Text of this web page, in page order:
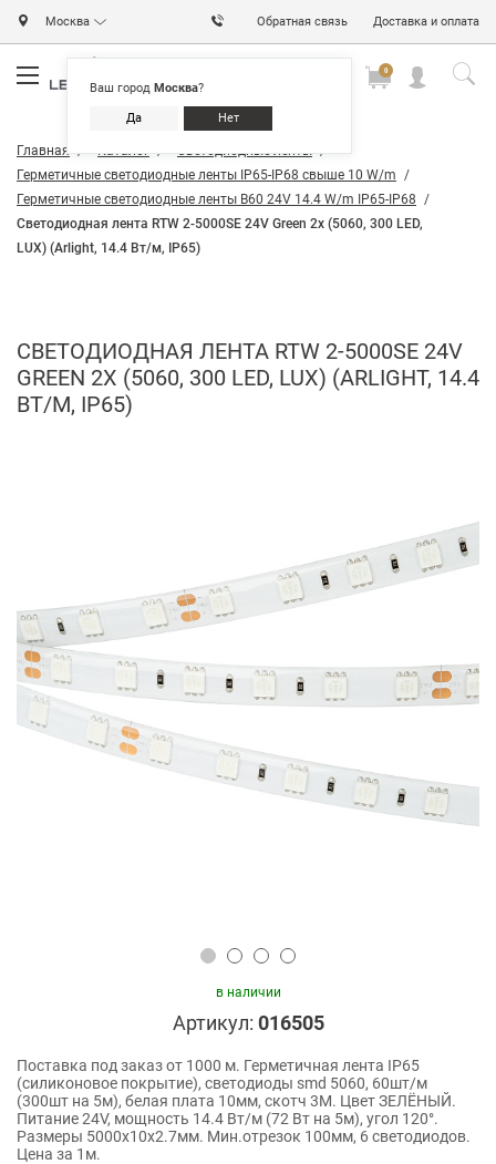
Москва
Ваш город Москва?
Да Нет
Обратная связь Доставка и оплата
0
Главная Каталог
Светодиодные ленты
Герметичные светодиодные ленты IP65-IP68 свыше 10 W/m
Герметичные светодиодные ленты B60 24V 14.4 W/m IP65-IP68
Светодиодная лента RTW 2-5000SE 24V Green 2x (5060, 300 LED,
LUX) (Arlight, 14.4 Вт/м, IP65)
СВЕТОДИОДНАЯ ЛЕНТА RTW 2-5000SE 24V
GREEN 2X (5060, 300 LED, LUX) (ARLIGHT, 14.4
ВТ/М, IP65)
в наличии
Артикул: 016505
Поставка под заказ от 1000 м. Герметичная лента IP65
(силиконовое покрытие), светодиоды smd 5060, 60шт/м
(300шт на 5м), белая плата 10мм, скотч 3М. Цвет ЗЕЛЁНЫЙ.
Питание 24V, мощность 14.4 Вт/м (72 Вт на 5м), угол 120°.
Размеры 5000х10x2.7мм. Мин.отрезок 100мм, 6 светодиодов.
Цена за 1м.